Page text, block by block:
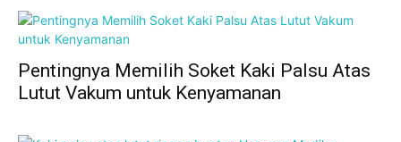
Pentingnya Memilih Soket Kaki Palsu Atas
Lutut Vakum untuk Kenyamanan